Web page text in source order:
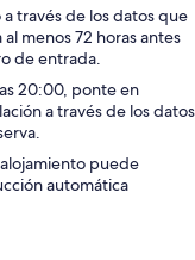
través de los datos que
menos 72 horas antes
de entrada.
20:00, ponte en
a través de los datos
puede
automática